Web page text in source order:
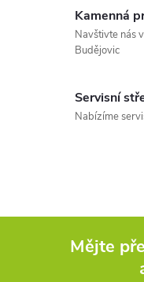
Kamenná
Navštivte nás
Budějovic
Servisní
Nabízíme
Mějte